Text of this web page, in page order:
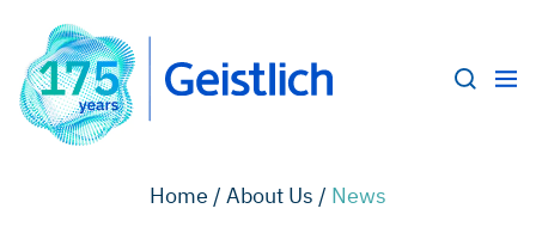
Home / About Us / News